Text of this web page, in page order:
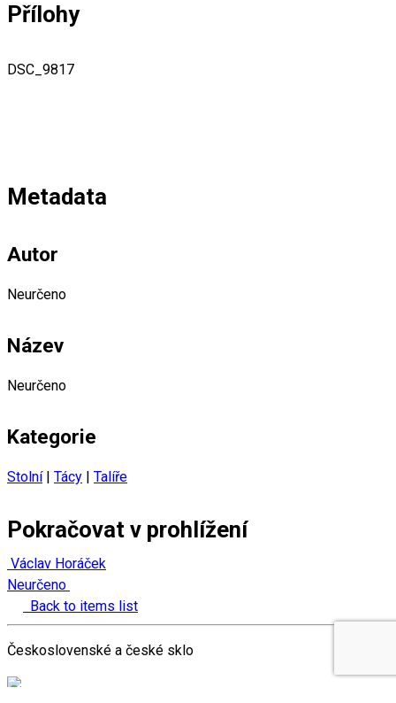
Přílohy
DSC_9817
Metadata
Autor
Neurčeno
Název
Neurčeno
Kategorie
Stolní| Tácy | Talíře
Pokračovat v prohlížení
Václav Horáček
Neurčeno
Back to items list
Československé a české sklo